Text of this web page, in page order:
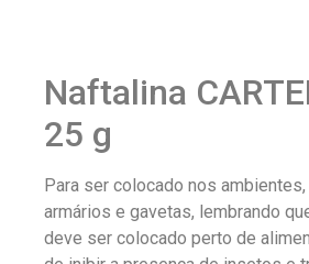
Naftalina
25 g
Para ser colocado nos
armários e gavetas, lembrando
deve ser colocado perto de